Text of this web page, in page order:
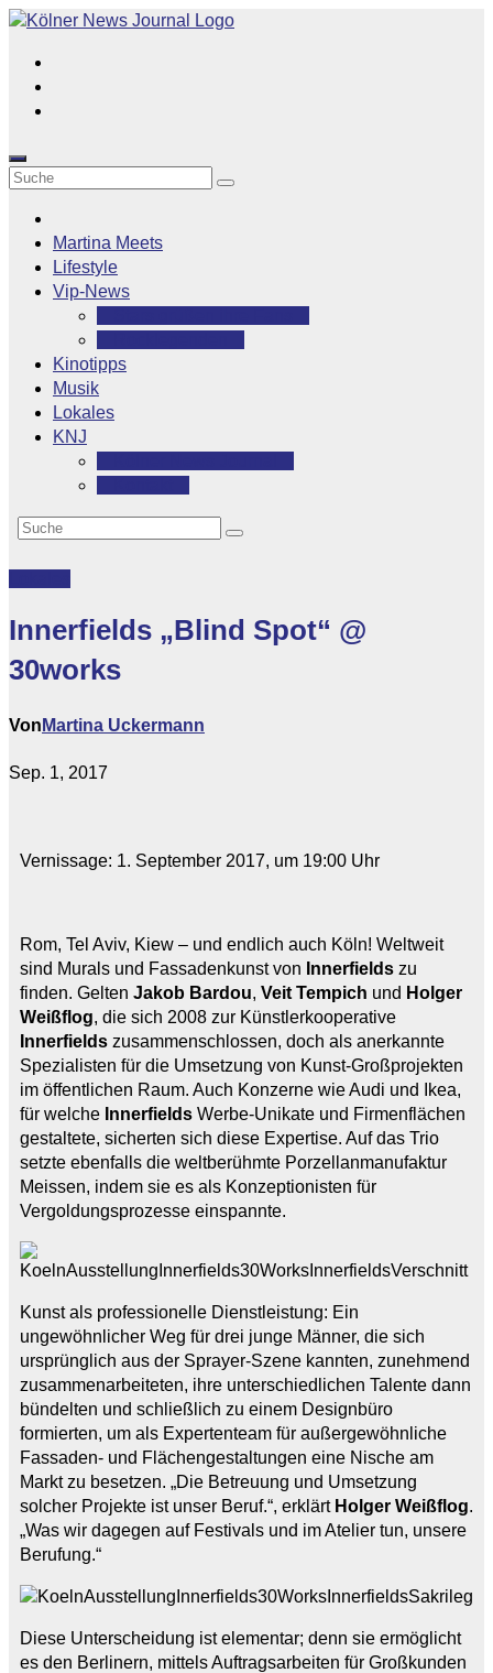
Zum
springen
Martina Meets
Lifestyle
Vip-News
Kinotipps
Musik
Lokales
KNJ
Innerfields „Blind Spot“ @
30works
Von Martina Uckermann
Sep. 1, 2017
Vernissage: 1. September 2017, um 19:00 Uhr
Rom, Tel Aviv, Kiew – und endlich auch Köln! Weltweit
sind Murals und Fassadenkunst von Innerfields zu
finden. Gelten Jakob Bardou, Veit Tempich und Holger
Weißflog, die sich 2008 zur Künstlerkooperative
Innerfields zusammenschlossen, doch als anerkannte
Spezialisten für die Umsetzung von Kunst-Großprojekten
im öffentlichen Raum. Auch Konzerne wie Audi und Ikea,
für welche Innerfields Werbe-Unikate und Firmenflächen
gestaltete, sicherten sich diese Expertise. Auf das Trio
setzte ebenfalls die weltberühmte Porzellanmanufaktur
Meissen, indem sie es als Konzeptionisten für
Vergoldungsprozesse einspannte.
Kunst als professionelle Dienstleistung: Ein
ungewöhnlicher Weg für drei junge Männer, die sich
ursprünglich aus der Sprayer-Szene kannten, zunehmend
zusammenarbeiteten, ihre unterschiedlichen Talente dann
bündelten und schließlich zu einem Designbüro
formierten, um als Expertenteam für außergewöhnliche
Fassaden- und Flächengestaltungen eine Nische am
Markt zu besetzen. „Die Betreuung und Umsetzung
solcher Projekte ist unser Beruf.“, erklärt Holger Weißflog.
„Was wir dagegen auf Festivals und im Atelier tun, unsere
Berufung.“
Diese Unterscheidung ist elementar; denn sie ermöglicht
es den Berlinern, mittels Auftragsarbeiten für Großkunden